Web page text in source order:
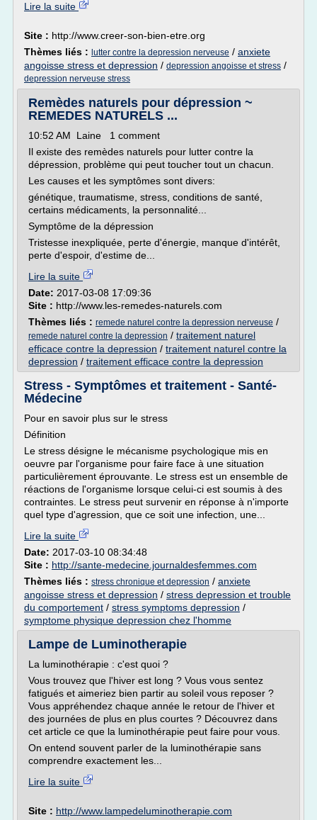
Lire la suite
Site : http://www.creer-son-bien-etre.org
Thèmes liés : lutter contre la depression nerveuse / anxiete
angoisse stress et depression / depression angoisse et stress /
depression nerveuse stress
Remèdes naturels pour dépression ~
REMEDES NATURELS ...
10:52 AM Laine 1 comment
Il existe des remèdes naturels pour lutter contre la
dépression, problème qui peut toucher tout un chacun.
Les causes et les symptômes sont divers:
génétique, traumatisme, stress, conditions de santé,
certains médicaments, la personnalité...
Symptôme de la dépression
Tristesse inexpliquée, perte d'énergie, manque d'intérêt,
perte d'espoir, d'estime de...
Lire la suite
Date: 2017-03-08 17:09:36
Site : http://www.les-remedes-naturels.com
Thèmes liés : remede naturel contre la depression nerveuse /
remede naturel contre la depression / traitement naturel
efficace contre la depression / traitement naturel contre la
depression / traitement efficace contre la depression
Stress - Symptômes et traitement - Santé-
Médecine
Pour en savoir plus sur le stress
Définition
Le stress désigne le mécanisme psychologique mis en
oeuvre par l'organisme pour faire face à une situation
particulièrement éprouvante. Le stress est un ensemble de
réactions de l'organisme lorsque celui-ci est soumis à des
contraintes. Le stress peut survenir en réponse à n'importe
quel type d'agression, que ce soit une infection, une...
Lire la suite
Date: 2017-03-10 08:34:48
Site : http://sante-medecine.journaldesfemmes.com
Thèmes liés : stress chronique et depression / anxiete
angoisse stress et depression / stress depression et trouble
du comportement / stress symptoms depression /
symptome physique depression chez l'homme
Lampe de Luminotherapie
La luminothérapie : c'est quoi ?
Vous trouvez que l'hiver est long ? Vous vous sentez
fatigués et aimeriez bien partir au soleil vous reposer ?
Vous appréhendez chaque année le retour de l'hiver et
des journées de plus en plus courtes ? Découvrez dans
cet article ce que la luminothérapie peut faire pour vous.
On entend souvent parler de la luminothérapie sans
comprendre exactement les...
Lire la suite
Site : http://www.lampedeluminotherapie.com